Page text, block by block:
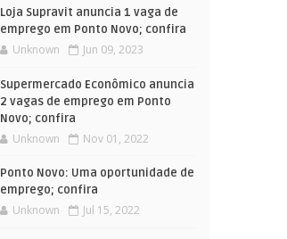
Loja Supravit anuncia 1 vaga de
emprego em Ponto Novo; confira
Unknown Jun 09, 2023
Supermercado Econômico anuncia
2 vagas de emprego em Ponto
Novo; confira
Unknown Nov 01, 2022
Ponto Novo: Uma oportunidade de
emprego; confira
Unknown Jul 15, 2022